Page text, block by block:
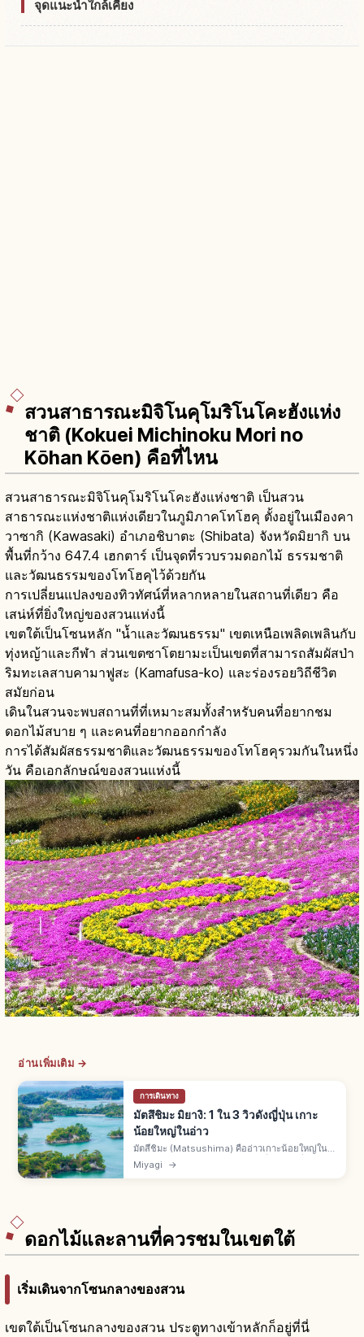
จุดแนะนำใกล้เคียง
สวนสาธารณะมิจิโนคุโมริโนโคะฮังแห่ง
ชาติ (Kokuei Michinoku Mori no
Kōhan Kōen) คือที่ไหน
สวนสาธารณะมิจิโนคุโมริโนโคะฮังแห่งชาติ เป็นสวน
สาธารณะแห่งชาติแห่งเดียวในภูมิภาคโทโฮคุ ตั้งอยู่ในเมืองคา
วาซากิ (Kawasaki) อำเภอชิบาตะ (Shibata) จังหวัดมิยากิ บน
พื้นที่กว้าง 647.4 เฮกตาร์ เป็นจุดที่รวบรวมดอกไม้ ธรรมชาติ
และวัฒนธรรมของโทโฮคุไว้ด้วยกัน
การเปลี่ยนแปลงของทิวทัศน์ที่หลากหลายในสถานที่เดียว คือ
เสน่ห์ที่ยิ่งใหญ่ของสวนแห่งนี้
เขตใต้เป็นโซนหลัก "น้ำและวัฒนธรรม" เขตเหนือเพลิดเพลินกับ
ทุ่งหญ้าและกีฬา ส่วนเขตซาโตยามะเป็นเขตที่สามารถสัมผัสป่า
ริมทะเลสาบคามาฟูสะ (Kamafusa-ko) และร่องรอยวิถีชีวิต
สมัยก่อน
เดินในสวนจะพบสถานที่ที่เหมาะสมทั้งสำหรับคนที่อยากชม
ดอกไม้สบาย ๆ และคนที่อยากออกกำลัง
การได้สัมผัสธรรมชาติและวัฒนธรรมของโทโฮคุรวมกันในหนึ่ง
วัน คือเอกลักษณ์ของสวนแห่งนี้
อ่านเพิ่มเติม →
การเดินทาง
มัตสึชิมะ มิยางิ: 1 ใน 3 วิวดังญี่ปุ่น เกาะ
น้อยใหญ่ในอ่าว
มัตสึชิมะ (Matsushima) คืออ่าวเกาะน้อยใหญ่ใน
มัตสึชิมะ จ.มิยางิ 1 ใน 3 วิวงดงามที่สุดของญี่ปุ่น มัตสึ
โอะ บาโชเคยมาเยือน วัดและศาลเจ้าของดาเตะ มา
Miyagi →
ดอกไม้และลานที่ควรชมในเขตใต้
เริ่มเดินจากโซนกลางของสวน
เขตใต้เป็นโซนกลางของสวน ประตูทางเข้าหลักก็อยู่ที่นี่